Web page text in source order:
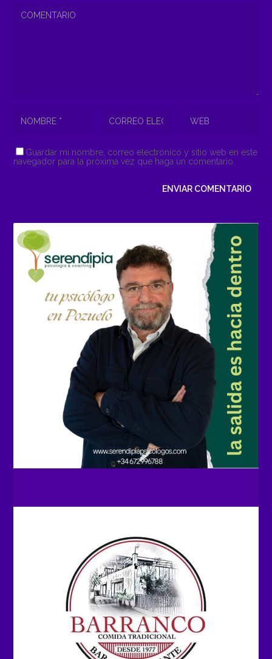
Guardar mi nombre, correo electrónico y sitio web en este
navegador para la próxima vez que haga un comentario.